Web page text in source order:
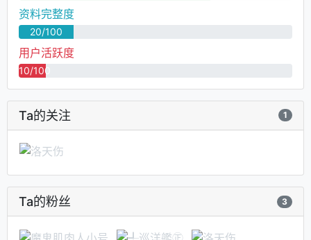
资料完整度
20/100
用户活跃度
10/100
Ta的关注 1
Ta的粉丝 3